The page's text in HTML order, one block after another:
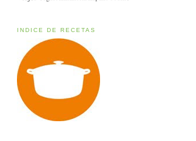
INDICE DE RECETAS